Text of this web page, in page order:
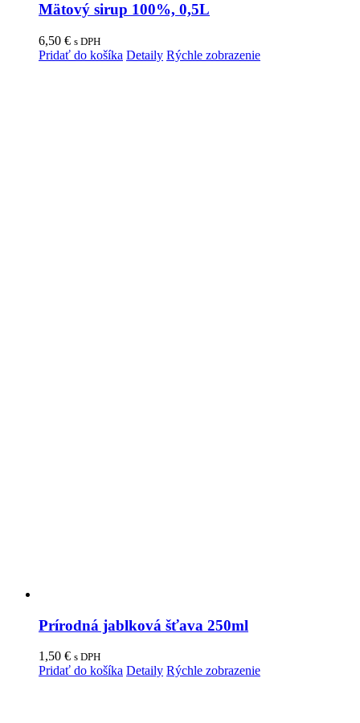
Mätový sirup 100%, 0,5L
6,50 € s DPH
Pridať do košíka Detaily Rýchle zobrazenie
Prírodná jablková šťava 250ml
1,50 € s DPH
Pridať do košíka Detaily Rýchle zobrazenie